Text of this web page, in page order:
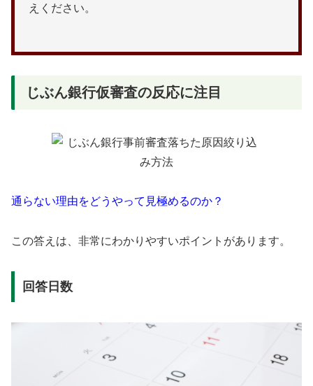
えください。
じぶん銀行仮審査の反応に注目
通らない理由をどうやって見極めるのか？
この答えは、非常にわかりやすいポイントがあります。
回答日数